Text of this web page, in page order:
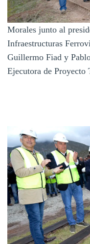
Morales junto al
Infraestructuras
Guillermo Fiad y
Ejecutora de Proyecto